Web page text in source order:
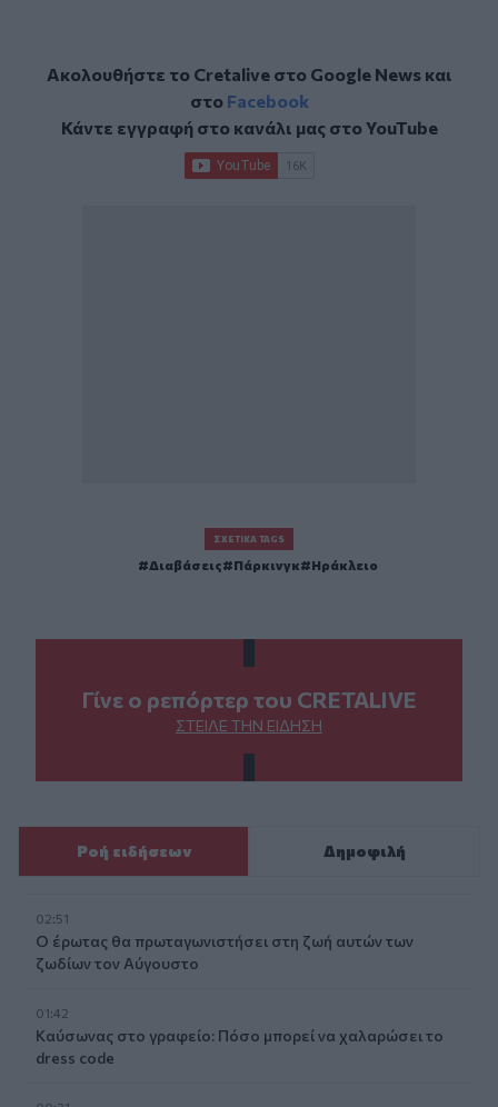
Ακολουθήστε το Cretalive στο Google Newsκαι
στο Facebook
Κάντε εγγραφή στο κανάλι μας στοYouTube
ΣΧΕΤΙΚΆ TAGS
Διαβάσεις Πάρκινγκ Ηράκλειο
Γίνε ο ρεπόρτερ του CRETALIVE
ΣΤΕΊΛΕ ΤΗΝ ΕΊΔΗΣΗ
Ροή ειδήσεων Δημοφιλή
02:51
Ο έρωτας θα πρωταγωνιστήσει στη ζωή αυτών των
ζωδίων τον Αύγουστο
01:42
Καύσωνας στο γραφείο: Πόσο μπορεί να χαλαρώσει το
dress code